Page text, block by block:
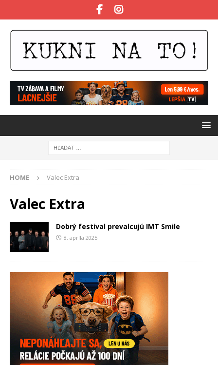
HOME Valec Extra
Valec Extra
Dobrý festival prevalcujú IMT Smile
8. apríla 2025